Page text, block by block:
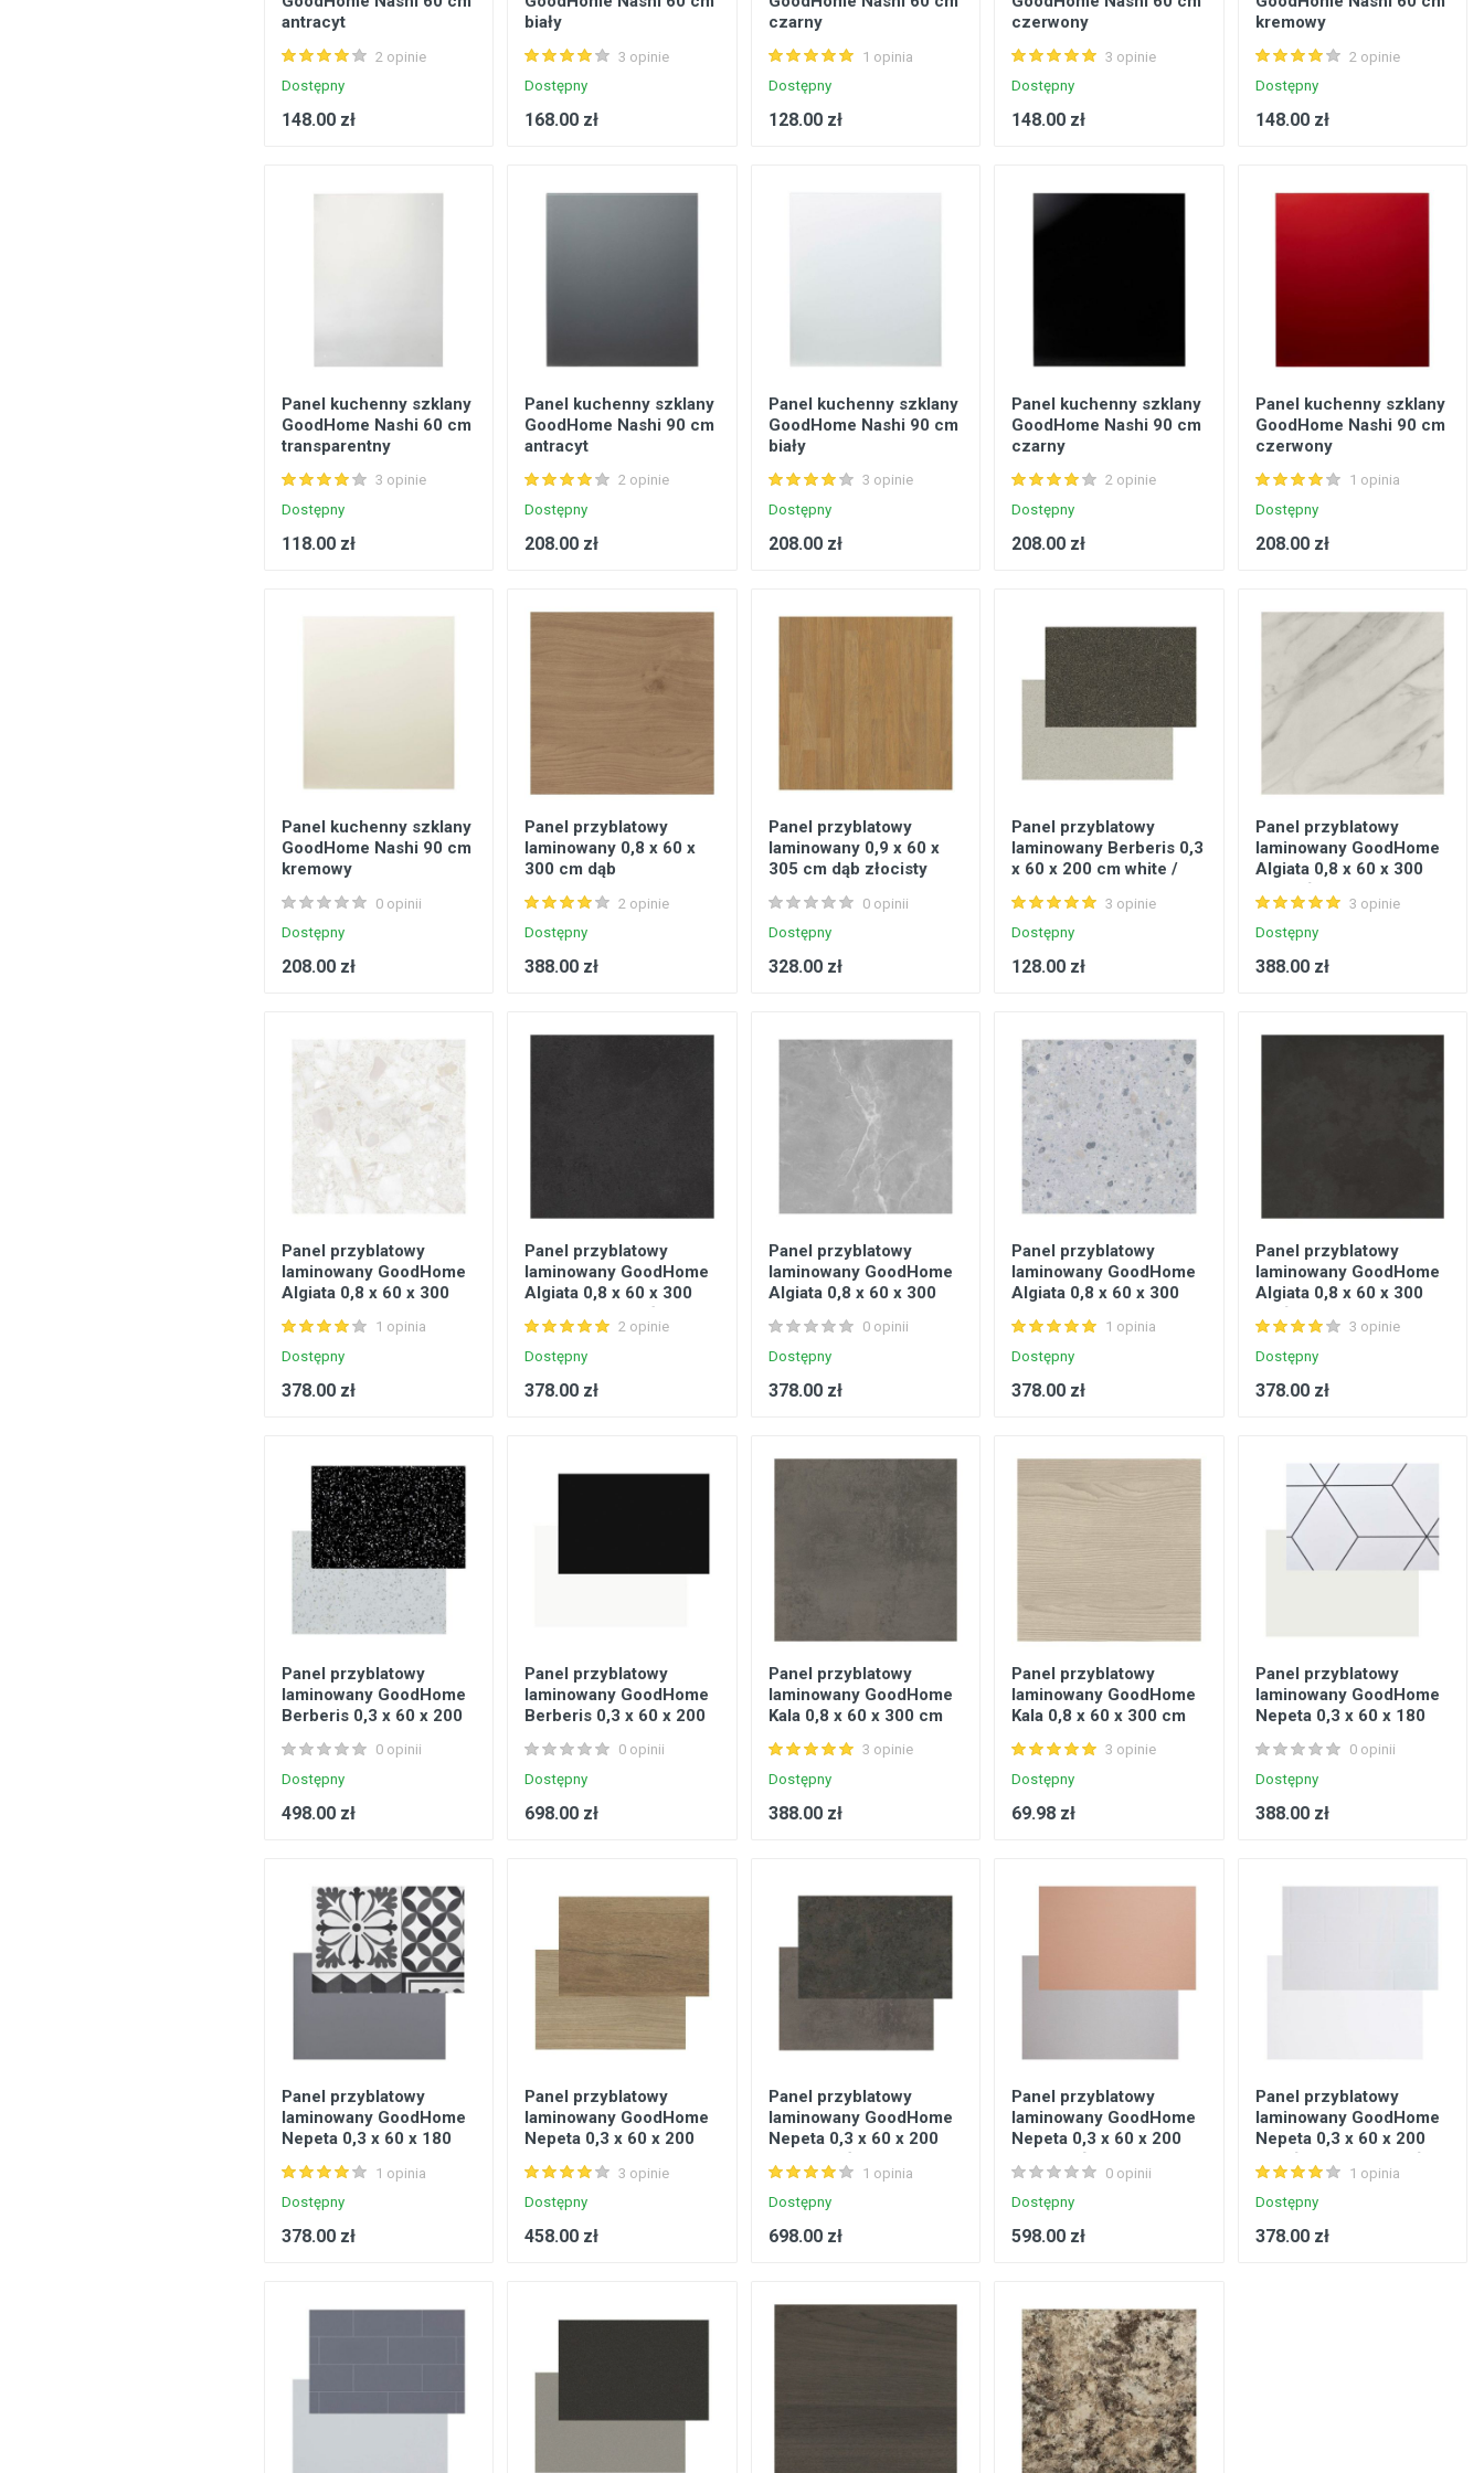
antracyt
2 opinie
Dostępny
148.00 zł
biały
3 opinie
Dostępny
168.00 zł
czarny
1 opinia
Dostępny
128.00 zł
czerwony
3 opinie
Dostępny
148.00 zł
kremowy
2 opinie
Dostępny
148.00 zł
Panel kuchenny szklany
GoodHome Nashi 60 cm
transparentny
3 opinie
Dostępny
118.00 zł
Panel kuchenny szklany
GoodHome Nashi 90 cm
antracyt
2 opinie
Dostępny
208.00 zł
Panel kuchenny szklany
GoodHome Nashi 90 cm
biały
3 opinie
Dostępny
208.00 zł
Panel kuchenny szklany
GoodHome Nashi 90 cm
czarny
2 opinie
Dostępny
208.00 zł
Panel kuchenny szklany
GoodHome Nashi 90 cm
czerwony
1 opinia
Dostępny
208.00 zł
Panel kuchenny szklany
GoodHome Nashi 90 cm
kremowy
0 opinii
Dostępny
208.00 zł
Panel przyblatowy
laminowany 0,8 x 60 x
300 cm dąb
2 opinie
Dostępny
388.00 zł
Panel przyblatowy
laminowany 0,9 x 60 x
305 cm dąb złocisty
0 opinii
Dostępny
328.00 zł
Panel przyblatowy
laminowany Berberis 0,3
x 60 x 200 cm white /
3 opinie
Dostępny
128.00 zł
Panel przyblatowy
laminowany GoodHome
Algiata 0,8 x 60 x 300
cm biały marmur
3 opinie
Dostępny
388.00 zł
Panel przyblatowy
laminowany GoodHome
Algiata 0,8 x 60 x 300
1 opinia
Dostępny
378.00 zł
Panel przyblatowy
laminowany GoodHome
Algiata 0,8 x 60 x 300
cm szary kamień
2 opinie
Dostępny
378.00 zł
Panel przyblatowy
laminowany GoodHome
Algiata 0,8 x 60 x 300
0 opinii
Dostępny
378.00 zł
Panel przyblatowy
laminowany GoodHome
Algiata 0,8 x 60 x 300
1 opinia
Dostępny
378.00 zł
Panel przyblatowy
laminowany GoodHome
Algiata 0,8 x 60 x 300
cm łupek
3 opinie
Dostępny
378.00 zł
Panel przyblatowy
laminowany GoodHome
Berberis 0,3 x 60 x 200
0 opinii
Dostępny
498.00 zł
Panel przyblatowy
laminowany GoodHome
Berberis 0,3 x 60 x 200
czarny/biały0 opinii
Dostępny
698.00 zł
Panel przyblatowy
laminowany GoodHome
Kala 0,8 x 60 x 300 cm
3 opinie
Dostępny
388.00 zł
Panel przyblatowy
laminowany GoodHome
Kala 0,8 x 60 x 300 cm
3 opinie
Dostępny
69.98 zł
Panel przyblatowy
laminowany GoodHome
Nepeta 0,3 x 60 x 180
biały
0 opinii
Dostępny
388.00 zł
Panel przyblatowy
laminowany GoodHome
Nepeta 0,3 x 60 x 180
1 opinia
Dostępny
378.00 zł
Panel przyblatowy
laminowany GoodHome
Nepeta 0,3 x 60 x 200
jasne drewno3 opinie
Dostępny
458.00 zł
Panel przyblatowy
laminowany GoodHome
Nepeta 0,3 x 60 x 200
ciemny beton1 opinia
Dostępny
698.00 zł
Panel przyblatowy
laminowany GoodHome
Nepeta 0,3 x 60 x 200
0 opinii
Dostępny
598.00 zł
Panel przyblatowy
laminowany GoodHome
Nepeta 0,3 x 60 x 200
połysk
1 opinia
Dostępny
378.00 zł